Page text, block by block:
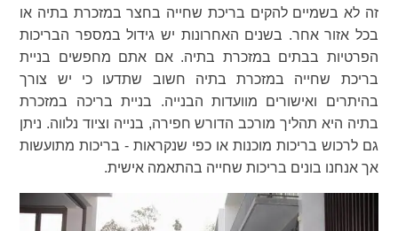
זה לא בשמיים להקים בריכת שחייה בחצר במזכרת בתיה או
בכל אזור אחר. בשנים האחרונות יש גידול במספר הבריכות
הפרטיות בבתים במזכרת בתיה. אם אתם מחפשים בניית
בריכת שחייה במזכרת בתיה חשוב שתדעו כי יש צורך
בהיתרים ואישורים מוועדות הבנייה. בניית בריכה במזכרת
בתיה היא תהליך מורכב הדורש חפירה, בנייה וציוד נלווה. ניתן
גם לרכוש בריכות מוכנות או כפי שנקראות - בריכות מתועשות
אך אנחנו בונים בריכות שחייה בהתאמה אישית.